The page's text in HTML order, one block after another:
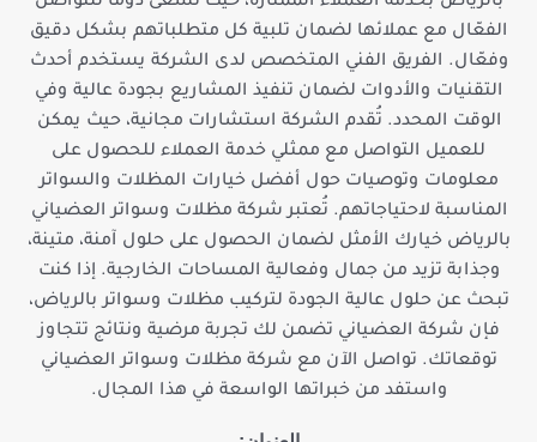
الفعّال مع عملائها لضمان تلبية كل متطلباتهم بشكل دقيق
وفعّال. الفريق الفني المتخصص لدى الشركة يستخدم أحدث
التقنيات والأدوات لضمان تنفيذ المشاريع بجودة عالية وفي
الوقت المحدد. تُقدم الشركة استشارات مجانية، حيث يمكن
للعميل التواصل مع ممثلي خدمة العملاء للحصول على
معلومات وتوصيات حول أفضل خيارات المظلات والسواتر
المناسبة لاحتياجاتهم. تُعتبر شركة مظلات وسواتر العضياني
بالرياض خيارك الأمثل لضمان الحصول على حلول آمنة، متينة،
وجذابة تزيد من جمال وفعالية المساحات الخارجية. إذا كنت
تبحث عن حلول عالية الجودة لتركيب مظلات وسواتر بالرياض،
فإن شركة العضياني تضمن لك تجربة مرضية ونتائج تتجاوز
توقعاتك. تواصل الآن مع شركة مظلات وسواتر العضياني
واستفد من خبراتها الواسعة في هذا المجال.